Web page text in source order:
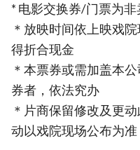
* 电影交换券/门票为非
＊放映时间依上映戏
得折合现金
＊本票券或需加盖本
券者，依法究办
＊片商保留修改及更
动以戏院现场公布为准